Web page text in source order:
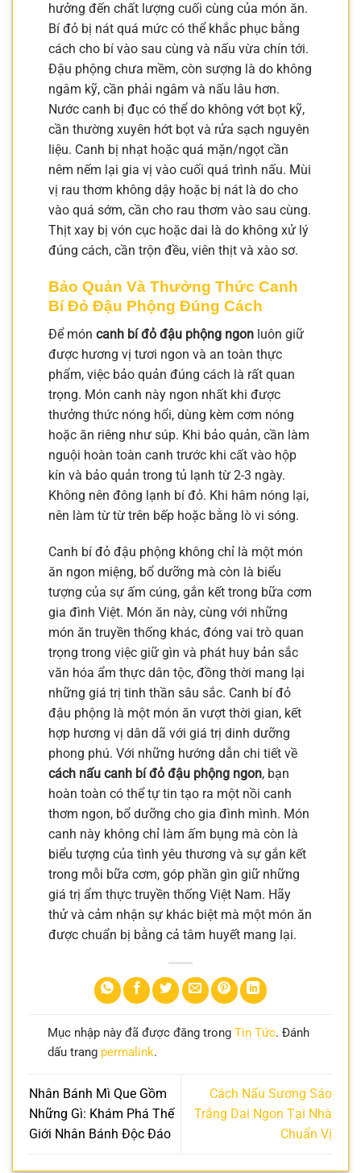
hưởng đến chất lượng cuối cùng của món ăn.
Bí đỏ bị nát quá mức có thể khắc phục bằng
cách cho bí vào sau cùng và nấu vừa chín tới.
Đậu phộng chưa mềm, còn sượng là do không
ngâm kỹ, cần phải ngâm và nấu lâu hơn.
Nước canh bị đục có thể do không vớt bọt kỹ,
cần thường xuyên hớt bọt và rửa sạch nguyên
liệu. Canh bị nhạt hoặc quá mặn/ngọt cần
nêm nếm lại gia vị vào cuối quá trình nấu. Mùi
vị rau thơm không dậy hoặc bị nát là do cho
vào quá sớm, cần cho rau thơm vào sau cùng.
Thịt xay bị vón cục hoặc dai là do không xử lý
đúng cách, cần trộn đều, viên thịt và xào sơ.
Bảo Quản Và Thưởng Thức Canh
Bí Đỏ Đậu Phộng Đúng Cách
Để món canh bí đỏ đậu phộng ngon luôn giữ
được hương vị tươi ngon và an toàn thực
phẩm, việc bảo quản đúng cách là rất quan
trọng. Món canh này ngon nhất khi được
thưởng thức nóng hổi, dùng kèm cơm nóng
hoặc ăn riêng như súp. Khi bảo quản, cần làm
nguội hoàn toàn canh trước khi cất vào hộp
kín và bảo quản trong tủ lạnh từ 2-3 ngày.
Không nên đông lạnh bí đỏ. Khi hâm nóng lại,
nên làm từ từ trên bếp hoặc bằng lò vi sóng.
Canh bí đỏ đậu phộng không chỉ là một món
ăn ngon miệng, bổ dưỡng mà còn là biểu
tượng của sự ấm cúng, gắn kết trong bữa cơm
gia đình Việt. Món ăn này, cùng với những
món ăn truyền thống khác, đóng vai trò quan
trọng trong việc giữ gìn và phát huy bản sắc
văn hóa ẩm thực dân tộc, đồng thời mang lại
những giá trị tinh thần sâu sắc. Canh bí đỏ
đậu phộng là một món ăn vượt thời gian, kết
hợp hương vị dân dã với giá trị dinh dưỡng
phong phú. Với những hướng dẫn chi tiết về
cách nấu canh bí đỏ đậu phộng ngon, bạn
hoàn toàn có thể tự tin tạo ra một nồi canh
thơm ngon, bổ dưỡng cho gia đình mình. Món
canh này không chỉ làm ấm bụng mà còn là
biểu tượng của tình yêu thương và sự gắn kết
trong mỗi bữa cơm, góp phần gìn giữ những
giá trị ẩm thực truyền thống Việt Nam. Hãy
thử và cảm nhận sự khác biệt mà một món ăn
được chuẩn bị bằng cả tâm huyết mang lại.
Mục nhập này đã được đăng trong Tin Tức. Đánh
dấu trang permalink.
Nhân Bánh Mì Que Gồm
Những Gì: Khám Phá Thế
Giới Nhân Bánh Độc Đáo
Cách Nấu Sương Sáo
Trắng Dai Ngon Tại Nhà
Chuẩn Vị